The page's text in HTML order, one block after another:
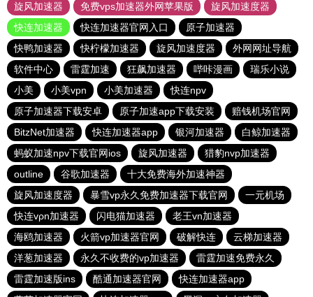
旋风加速器
免费vps加速器外网苹果版
旋风加速度器
快连加速器
快连加速器官网入口
原子加速器
快鸭加速器
快柠檬加速器 旋风加速度器
外网网址导航
软件中心
雷霆加速 狂飙加速器 哔咔漫画
瑞乐小说
小美
小美vpn 小美加速器
快连npv
原子加速器下载安卓
原子加速app下载安装
赔钱机场官网
BitzNet加速器
快连加速器app 银河加速器
白鲸加速器
蚂蚁加速npv下载官网ios
旋风加速器
猎豹nvp加速器
outline
谷歌加速器
十大免费海外加速神器
旋风加速度器
暴雪vp永久免费加速器下载官网
一元机场
快连vρn加速器
闪电猫加速器
老王vn加速器
海鸥加速器
火箭vp加速器官网 破解快连
云梯加速器
洋葱加速器
永久不收费的vp加速器
雷霆加速免费永久
雷霆加速版ins
酷通加速器官网
快连加速器app